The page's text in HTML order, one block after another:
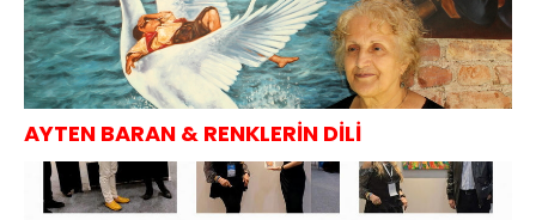
AYTEN BARAN & RENKLERİN DİLİ